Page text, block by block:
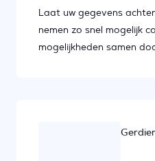
Laat uw gegevens
nemen zo snel mogelijk
mogelijkheden samen